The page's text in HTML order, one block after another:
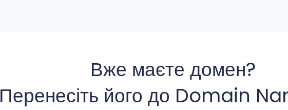
Вже маєте домен?
Перенесіть його до Domain